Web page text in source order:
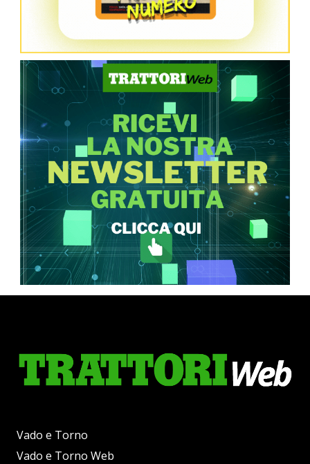
Vado e Torno
Vado e Torno Web